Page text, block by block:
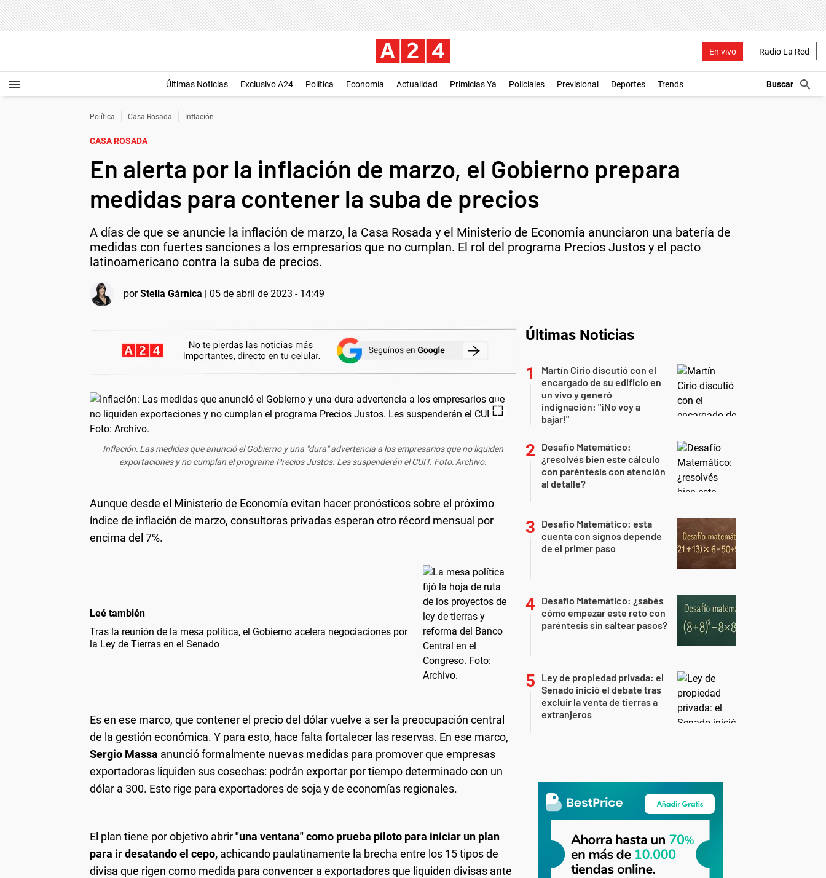
En vivo Radio La Red
Últimas Noticias Exclusivo A24 Política Economía Actualidad Primicias Ya Policiales Previsional Deportes Trends
Política Casa Rosada Inflación
CASA ROSADA
En alerta por la inflación de marzo, el Gobierno prepara
medidas para contener la suba de precios
A días de que se anuncie la inflación de marzo, la Casa Rosada y el Ministerio de Economía anunciaron una batería de
medidas con fuertes sanciones a los empresarios que no cumplan. El rol del programa Precios Justos y el pacto
latinoamericano contra la suba de precios.
porStella Gárnica | 05 de abril de 2023 - 14:49
Inflación: Las medidas que anunció el Gobierno y una "dura" advertencia a los empresarios que no liquiden
exportaciones y no cumplan el programa Precios Justos. Les suspenderán el CUIT. Foto: Archivo.
Aunque desde el Ministerio de Economía evitan hacer pronósticos sobre el próximo
índice de inflación de marzo, consultoras privadas esperan otro récord mensual por
encima del 7%.
Leé también
Tras la reunión de la mesa política, el Gobierno acelera negociaciones por
la Ley de Tierras en el Senado
Es en ese marco, que contener el precio del dólar vuelve a ser la preocupación central
de la gestión económica. Y para esto, hace falta fortalecer las reservas. En ese marco,
Sergio Massa anunció formalmente nuevas medidas para promover que empresas
exportadoras liquiden sus cosechas: podrán exportar por tiempo determinado con un
dólar a 300. Esto rige para exportadores de soja y de economías regionales.
El plan tiene por objetivo abrir"una ventana" como prueba piloto para iniciar un plan
para ir desatando el cepo, achicando paulatinamente la brecha entre los 15 tipos de
divisa que rigen como medida para convencer a exportadores que liquiden divisas ante
Últimas Noticias
Martín Cirio discutió con el
encargado de su edificio en
un vivo y generó
indignación: "¡No voy a
bajar!"
Desafío Matemático:
¿resolvés bien este cálculo
con paréntesis con atención
al detalle?
Desafío Matemático: esta
cuenta con signos depende
de el primer paso
Desafío Matemático: ¿sabés
cómo empezar este reto con
paréntesis sin saltear pasos?
Ley de propiedad privada: el
Senado inició el debate tras
excluir la venta de tierras a
extranjeros